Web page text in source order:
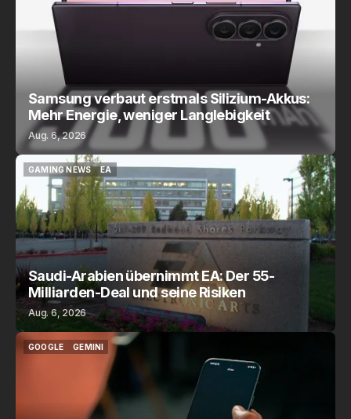
SAMSUNG
AKKU
Samsung verbaut erstmals Silizium-Akkus:
Mehr Energie, weniger Langlebigkeit
Aug. 6, 2026
GAMING NEWS
GAMING NEWS
EA
EA
Saudi-Arabien übernimmt EA: Der 55-
Milliarden-Deal und seine Risiken
Aug. 6, 2026
GOOGLE
GEMINI